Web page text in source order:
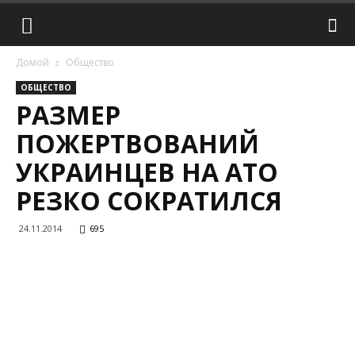
Домой Общество
ОБЩЕСТВО
РАЗМЕР
ПОЖЕРТВОВАНИЙ
УКРАИНЦЕВ НА АТО
РЕЗКО СОКРАТИЛСЯ
24.11.2014 695